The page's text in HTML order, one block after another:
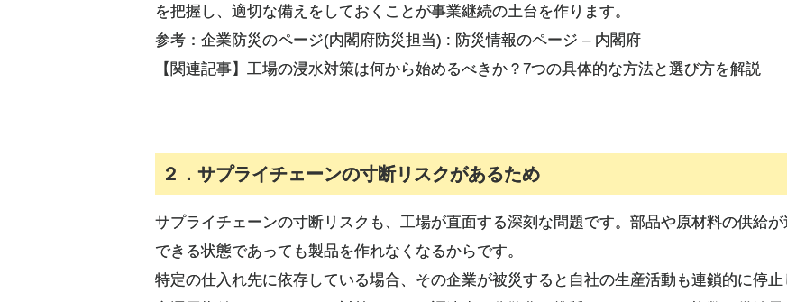
を把握し、適切な備えをしておくことが事業継続の土台を作ります。
参考：企業防災のページ(内閣府防災担当) : 防災情報のページ – 内閣府
【関連記事】工場の浸水対策は何から始めるべきか？7つの具体的な方法と選び方を解説
２．サプライチェーンの寸断リスクがあるため
サプライチェーンの寸断リスクも、工場が直面する深刻な問題です。部品や原材料の供給
できる状態であっても製品を作れなくなるからです。
特定の仕入れ先に依存している場合、その企業が被災すると自社の生産活動も連鎖的に停